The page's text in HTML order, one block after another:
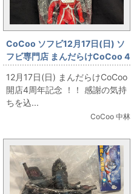
CoCoo ソフビ12月17日(日) ソ
フビ専門店 まんだらけCoCoo 4
周年記念 「やまなや 銀河連邦 ウ
ルトラセブン 60'S/VER2.5/SP
版」
12月17日(日) まんだらけCoCoo
開店4周年記念 ！！ 感謝の気持
ちを込...
CoCoo 中林